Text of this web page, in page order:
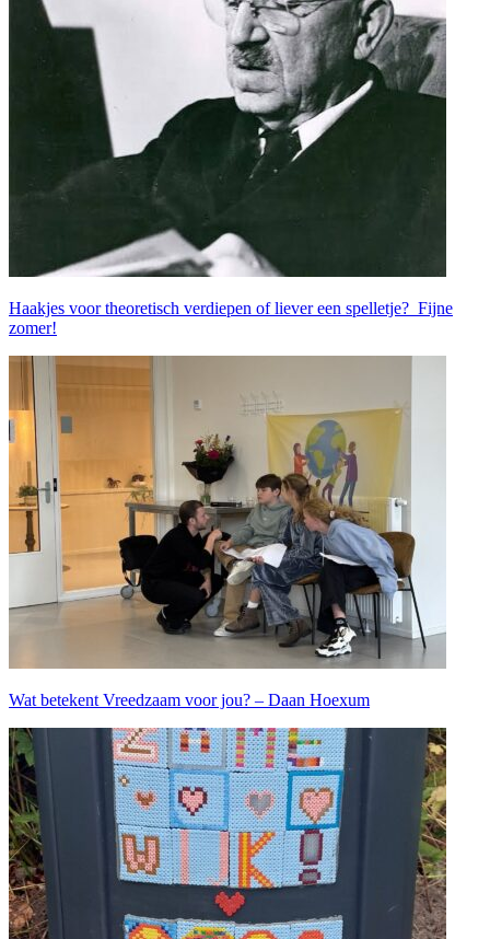
Haakjes voor theoretisch verdiepen of liever een spelletje? Fijne
zomer!
Wat betekent Vreedzaam voor jou? – Daan Hoexum